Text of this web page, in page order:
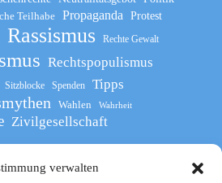
verwalten
Teilhabe Propaganda
Protest
Rassismus Rechte Gewalt
Rechtspopulismus
Sitzblocke Spenden Tipps
Wahlen Wahrheit
Zivilgesellschaft
The Activists Guide